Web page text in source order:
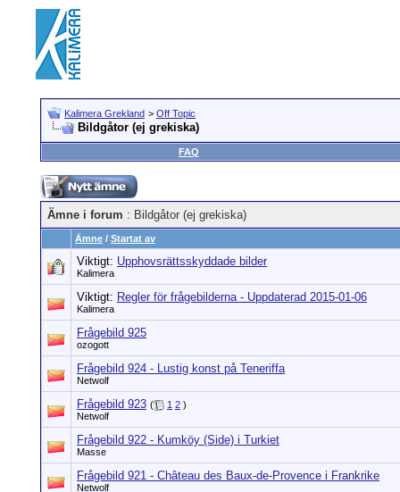
Kalimera Grekland > Off Topic
Bildgåtor (ej grekiska)
FAQ
Ämne i forum : Bildgåtor (ej grekiska)
Ämne / Startat av
Viktigt: Upphovsrättsskyddade bilder
Kalimera
Viktigt: Regler för frågebilderna - Uppdaterad 2015-01-06
Kalimera
Frågebild 925
ozogott
Frågebild 924 - Lustig konst på Teneriffa
Netwolf
Frågebild 923 ( 1 2 )
Netwolf
Frågebild 922 - Kumköy (Side) i Turkiet
Masse
Frågebild 921 - Château des Baux-de-Provence i Frankrike
Netwolf